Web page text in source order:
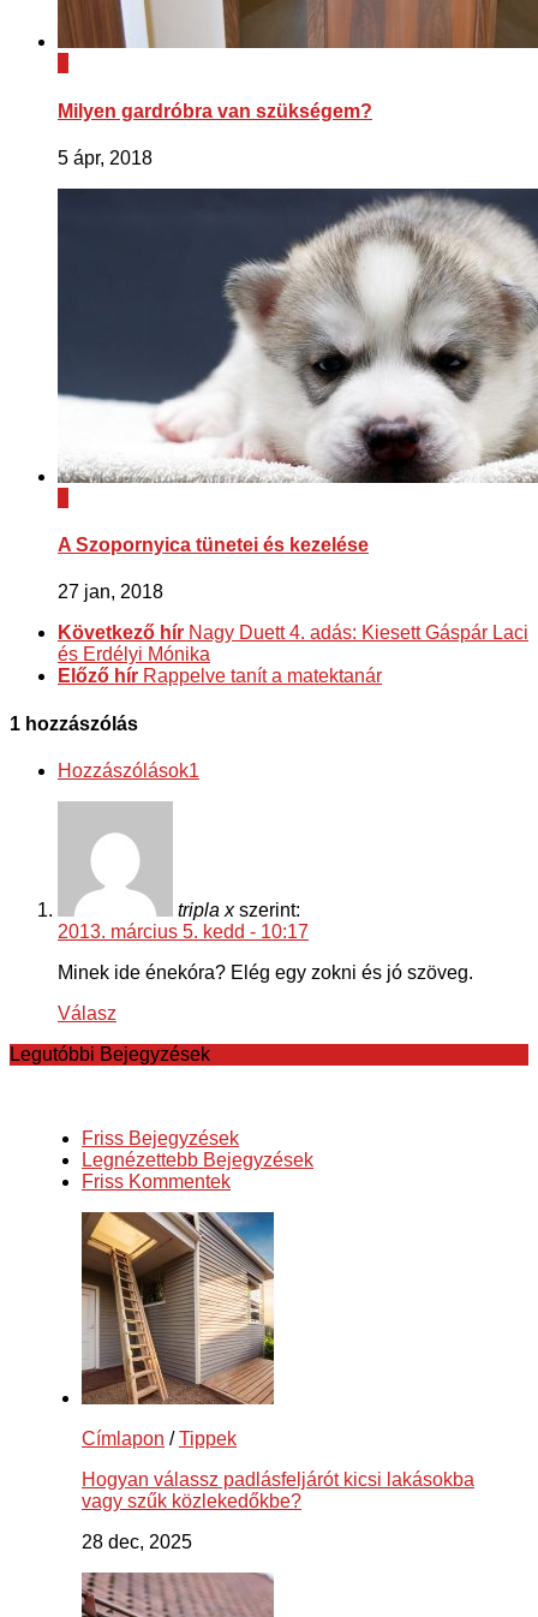
Milyen gardróbra van szükségem?
5 ápr, 2018
A Szopornyica tünetei és kezelése
27 jan, 2018
Következő hír Nagy Duett 4. adás: Kiesett Gáspár Laci
és Erdélyi Mónika
Előző hír Rappelve tanít a matektanár
1 hozzászólás
Hozzászólások1
tripla x szerint:
2013. március 5. kedd - 10:17
Minek ide énekóra? Elég egy zokni és jó szöveg.
Válasz
Legutóbbi Bejegyzések
Friss Bejegyzések
Legnézettebb Bejegyzések
Friss Kommentek
Címlapon /Tippek
Hogyan válassz padlásfeljárót kicsi lakásokba
vagy szűk közlekedőkbe?
28 dec, 2025